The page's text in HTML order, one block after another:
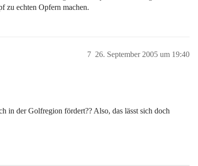
zu echten Opfern machen.
26. September 2005 um 19:40
7
in der Golfregion fördert?? Also, das lässt sich doch